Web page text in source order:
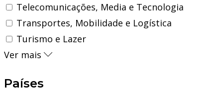
Telecomunicações, Media e Tecnologia
Transportes, Mobilidade e Logística
Turismo e Lazer
Ver mais
Países